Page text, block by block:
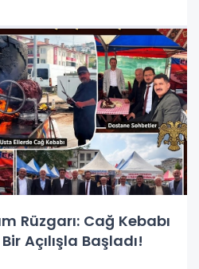
Rüzgarı: Cağ Kebabı
Açılışla Başladı!